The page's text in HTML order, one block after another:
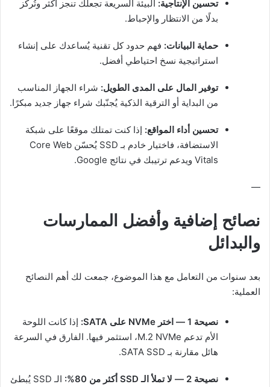
تحسين الإنتاجية: البيئة السريعة تجعلك تنجز أكثر وتُركّز
بدلًا من الانتظار والإحباط.
حماية البيانات: فهم حدود كل تقنية يُساعدك على إنشاء
استراتيجية نسخ احتياطي أفضل.
توفير المال على المدى الطويل: شراء الجهاز المناسب
من البداية أو الترقية الذكية يُجنّبك شراء جهاز جديد مبكرًا.
تحسين أداء المواقع: إذا كنت تمتلك موقعًا على شبكة
الاستضافة، فاختيار خادم بـ SSD يُحسّن Core Web
Vitals ويدعم ترتيبك في نتائج Google.
—
نصائح إضافية وأفضل الممارسات
والبدائل
بعد سنوات من التعامل مع هذا الموضوع، جمعت لك أهم النصائح
العملية:
نصيحة 1 — اختر NVMe على SATA:
إذا كانت اللوحة
الأم تدعم M.2 NVMe، استثمر فيها. الفارق في السرعة
هائل مقارنة بـ SATA SSD.
نصيحة 2 — لا تملأ الـ SSD أكثر من 80%:
الـ SSD يُبطئ